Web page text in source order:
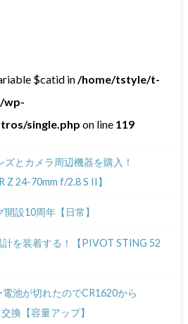
$catid in /home/tstyle/t-
wp-
single.php on line 119
ズとカメラ周辺機器を購入！
Z 24-70mm f/2.8 S II】
開設10周年【日常】
計を装着する！【PIVOT STING 52
池が切れたのでCR1620から
換【容量アップ】